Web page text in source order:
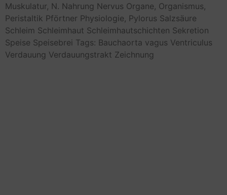
Muskulatur, N. Nahrung Nervus Organe, Organismus,
Peristaltik Pförtner Physiologie, Pylorus Salzsäure
Schleim Schleimhaut Schleimhautschichten Sekretion
Speise Speisebrei Tags: Bauchaorta vagus Ventriculus
Verdauung Verdauungstrakt Zeichnung